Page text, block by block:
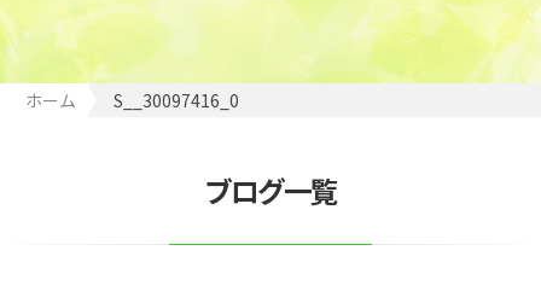
ホーム S__30097416_0
ブログ一覧